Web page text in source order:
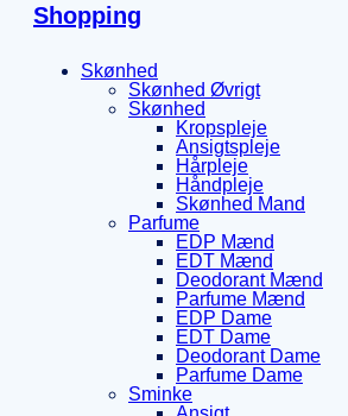
Shopping
Skønhed
Skønhed Øvrigt
Skønhed
Kropspleje
Ansigtspleje
Hårpleje
Håndpleje
Skønhed Mand
Parfume
EDP Mænd
EDT Mænd
Deodorant Mænd
Parfume Mænd
EDP Dame
EDT Dame
Deodorant Dame
Parfume Dame
Sminke